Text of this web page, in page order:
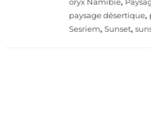
paysage désertique,
Sesriem, Sunset,